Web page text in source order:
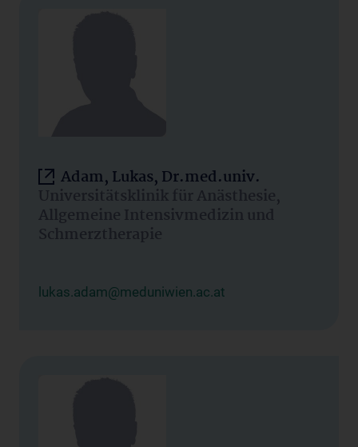
Adam, Lukas, Dr.med.univ.
Universitätsklinik für Anästhesie,
Allgemeine Intensivmedizin und
Schmerztherapie
lukas.adam@meduniwien.ac.at